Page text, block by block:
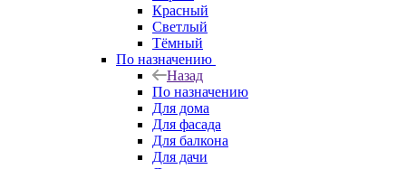
Красный
Светлый
Тёмный
По назначению
Назад
По назначению
Для дома
Для фасада
Для балкона
Для дачи